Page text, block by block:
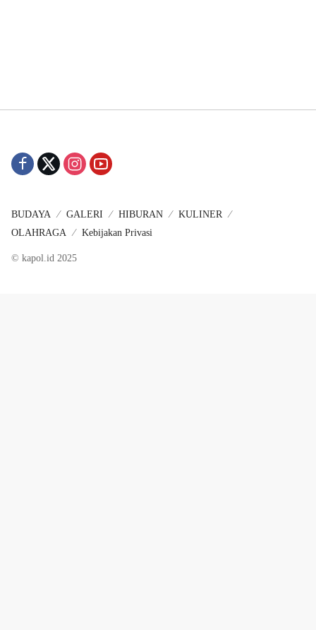
BUDAYA GALERI HIBURAN
KULINER
OLAHRAGA
Kebijakan Privasi
© kapol.id 2025